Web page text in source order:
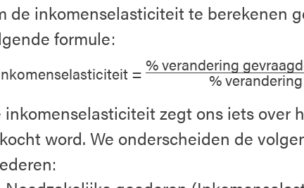
de inkomenselasticiteit te berekenen
formule:
= % verandering
%
inkomenselasticiteit zegt ons iets over
word. We onderscheiden de